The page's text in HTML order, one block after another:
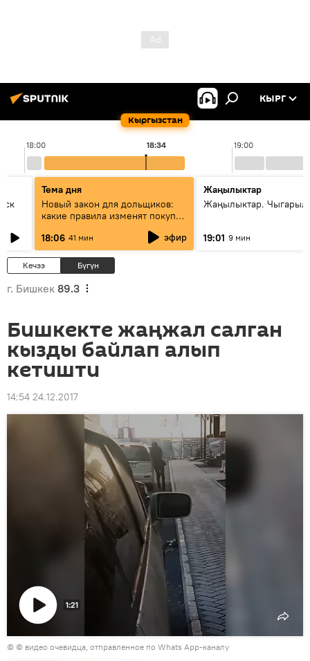
Кыргызстан
КЫРГ
18:00 19:00
18:34
Тема дня
Новый закон для дольщиков:
какие правила изменят покупку
18:06 41 мин эфир
Жаңылыктар
Жаңылыктар.
19:01 9 мин
Кечээ Бүгүн
г. Бишкек 89.3
Бишкекте жаңжал салган
кызды байлап алып
кетишти
14:54 24.12.2017
Видеону
көрсөтүү
1:21
© © видео очевидца, отправленное по Whats App-каналу